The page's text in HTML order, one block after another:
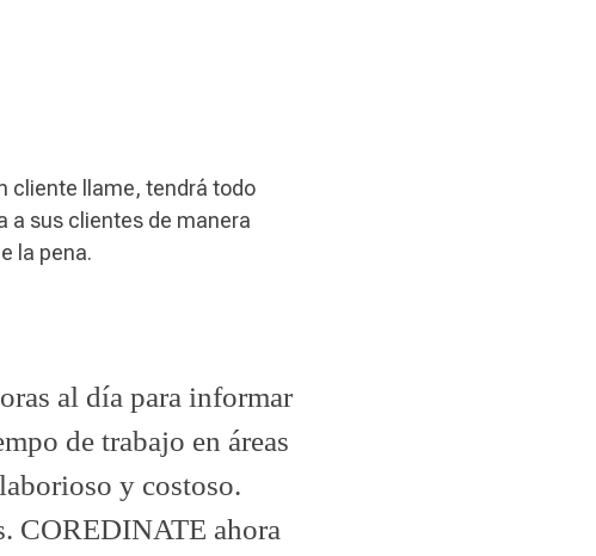
cliente llame, tendrá todo
a sus clientes de manera
la pena.
al día para informar
de trabajo en áreas
y costoso.
COREDINATE ahora